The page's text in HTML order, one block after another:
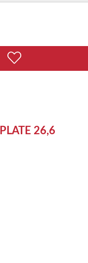
26,6